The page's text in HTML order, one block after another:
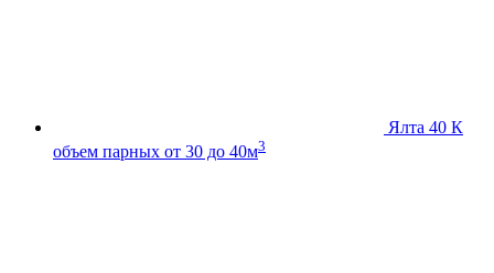
Ялта 40 К
объем парных от 30 до 40м3